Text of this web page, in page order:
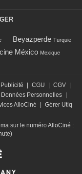
Beyazperde Turquie
México Mexique
Publicité CGU CGV
Données Personnelles
AlloCiné
Gérer Utiq
sur le numéro AlloCiné :